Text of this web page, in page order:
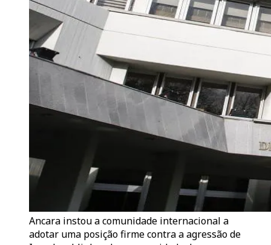
Ancara instou a comunidade internacional a
adotar uma posição firme contra a agressão de